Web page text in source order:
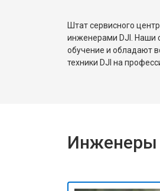
Штат сервисного
инженерами DJI. Наши
обучение и обладают
техники DJI на
Инженеры